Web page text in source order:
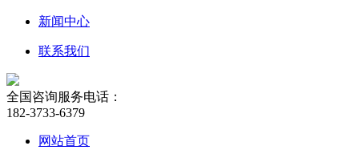
新闻中心
联系我们
全国咨询服务电话：
182-3733-6379
网站首页